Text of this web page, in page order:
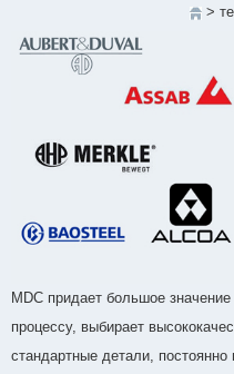
>
MDC придает большое
процессу, выбирает
стандартные детали,